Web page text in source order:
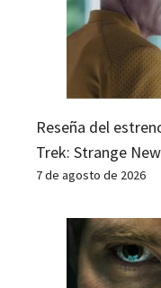
Reseña del
Trek: Strange
7 de agosto de 2026